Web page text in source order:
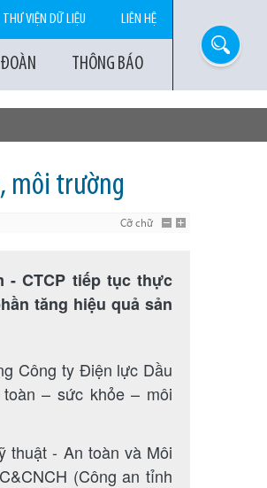
THÔNG BÁO
THƯ VIỆN DỮ LIỆU LIÊN HỆ
môi trường
Cỡ chữ
- CTCP tiếp tục thực
tăng hiệu quả sản
Công ty Điện lực Dầu
– sức khỏe – môi
thuật - An toàn và Môi
(Công an tỉnh